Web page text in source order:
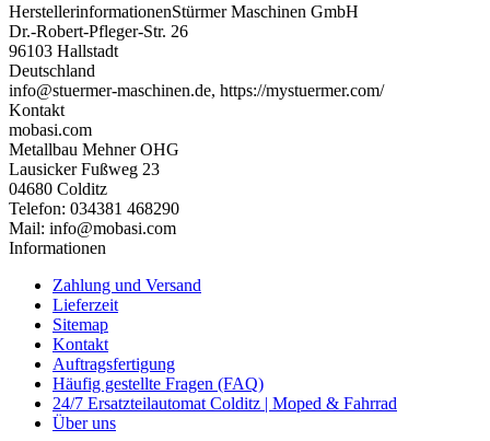
HerstellerinformationenStürmer Maschinen GmbH
Dr.-Robert-Pfleger-Str. 26
96103 Hallstadt
Deutschland
info@stuermer-maschinen.de, https://mystuermer.com/
Kontakt
mobasi.com
Metallbau Mehner OHG
Lausicker Fußweg 23
04680 Colditz
Telefon: 034381 468290
Mail: info@mobasi.com
Informationen
Zahlung und Versand
Lieferzeit
Sitemap
Kontakt
Auftragsfertigung
Häufig gestellte Fragen (FAQ)
24/7 Ersatzteilautomat Colditz | Moped & Fahrrad
Über uns